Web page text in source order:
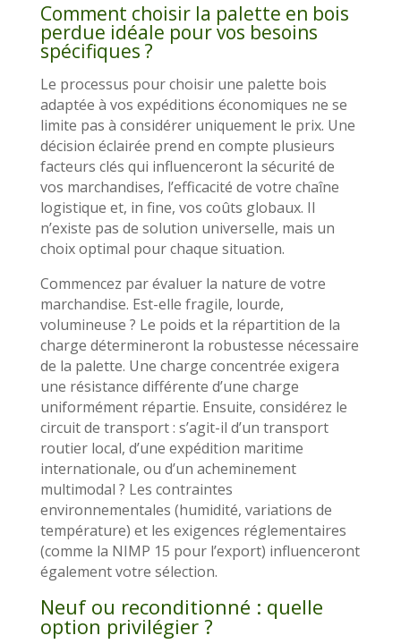
Comment choisir la palette en bois
perdue idéale pour vos besoins
spécifiques ?
Le processus pour choisir une palette bois
adaptée à vos expéditions économiques ne se
limite pas à considérer uniquement le prix. Une
décision éclairée prend en compte plusieurs
facteurs clés qui influenceront la sécurité de
vos marchandises, l’efficacité de votre chaîne
logistique et, in fine, vos coûts globaux. Il
n’existe pas de solution universelle, mais un
choix optimal pour chaque situation.
Commencez par évaluer la nature de votre
marchandise. Est-elle fragile, lourde,
volumineuse ? Le poids et la répartition de la
charge détermineront la robustesse nécessaire
de la palette. Une charge concentrée exigera
une résistance différente d’une charge
uniformément répartie. Ensuite, considérez le
circuit de transport : s’agit-il d’un transport
routier local, d’une expédition maritime
internationale, ou d’un acheminement
multimodal ? Les contraintes
environnementales (humidité, variations de
température) et les exigences réglementaires
(comme la NIMP 15 pour l’export) influenceront
également votre sélection.
Neuf ou reconditionné : quelle
option privilégier ?